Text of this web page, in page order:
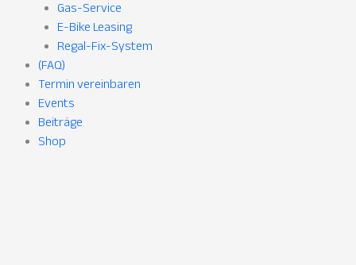
Gas-Service
E-Bike Leasing
Regal-Fix-System
(FAQ)
Termin vereinbaren
Events
Beiträge
Shop